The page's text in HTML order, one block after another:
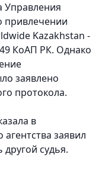
Управления
привлечении
Kazakhstan -
КоАП РК. Однако
заявлено
протокола.
в
заявил
судья.